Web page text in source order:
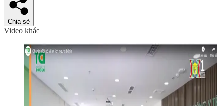
Chia sẻ
Video khác